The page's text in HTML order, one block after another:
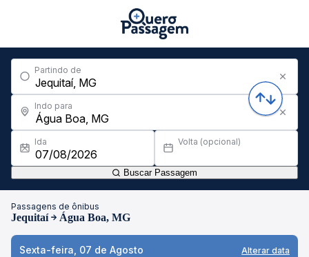
Partindo de
Indo para
Ida Volta (opcional)
Buscar Passagem
Passagens de ônibus
Jequitaí Água Boa, MG
Sexta-feira, 07 de Agosto Alterar data